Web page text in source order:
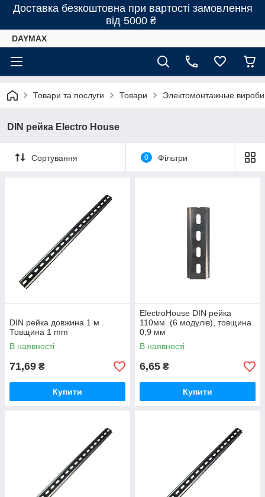
Доставка безкоштовна при вартості замовлення
від 5000 ₴
DAYMAX
Товари та послуги Товари Электомонтажные вироби
DIN рейка Electro House
Сортування 0 Фільтри
DIN рейка довжина 1 м .
Товщина 1 mm
В наявності
71,69 ₴
Купити
ElectroHouse DIN рейка
110мм. (6 модулів), товщина
0,9 мм
В наявності
6,65 ₴
Купити